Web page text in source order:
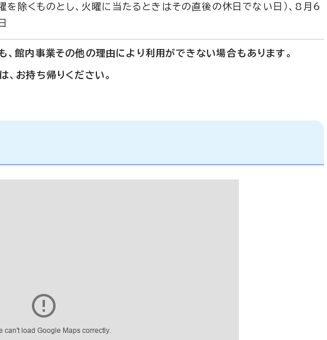
を除くものとし、火曜に当たるときはその直後の休日でない日）、8月6
、館内事業その他の理由により利用ができない場合もあります。
お持ち帰りください。